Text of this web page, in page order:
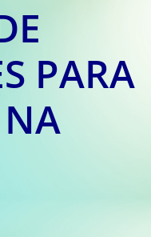
PARA
NA